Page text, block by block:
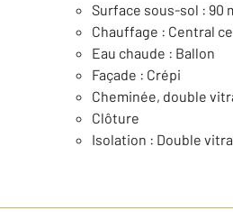
Surface sous-sol : 90
Chauffage : Central
Eau chaude : Ballon
Façade : Crépi
Cheminée, double
Clôture
Isolation : Double